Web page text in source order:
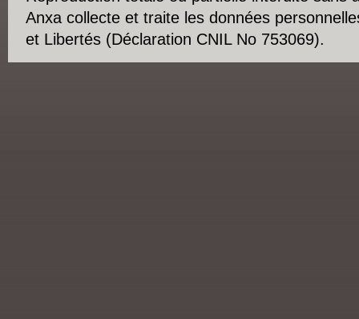
Anxa collecte et traite les données
et Libertés (Déclaration CNIL No 753069).